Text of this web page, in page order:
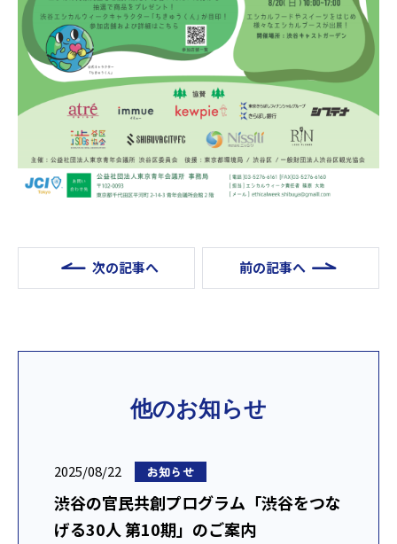
次の記事へ 前の記事へ
他のお知らせ
2025/08/22 お知らせ
渋谷の官民共創プログラム「渋谷をつな
げる30人 第10期」のご案内